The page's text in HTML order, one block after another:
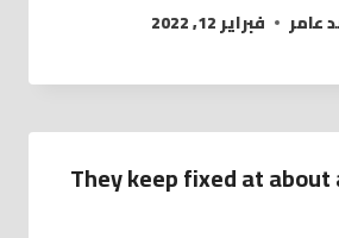
عامر فبراير 12, 2022
They keep fixed at